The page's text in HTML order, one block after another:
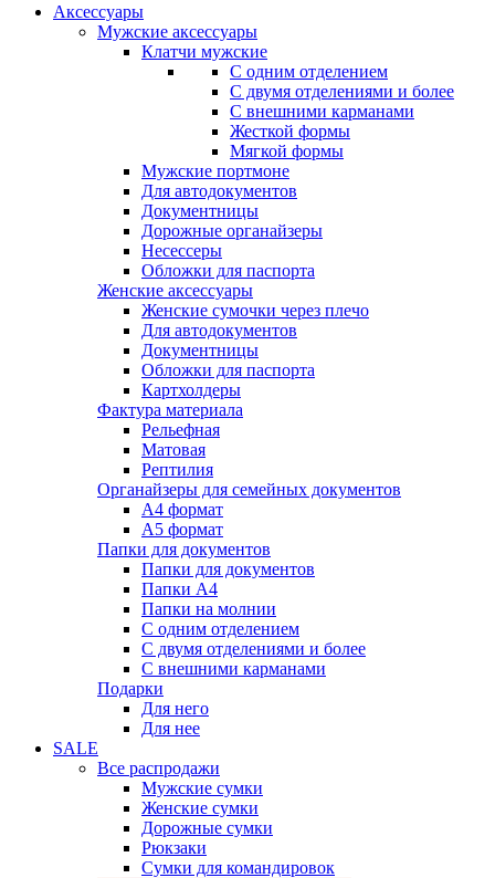
Аксессуары
Мужские аксессуары
Клатчи мужские
С одним отделением
С двумя отделениями и более
С внешними карманами
Жесткой формы
Мягкой формы
Мужские портмоне
Для автодокументов
Документницы
Дорожные органайзеры
Несессеры
Обложки для паспорта
Женские аксессуары
Женские сумочки через плечо
Для автодокументов
Документницы
Обложки для паспорта
Картхолдеры
Фактура материала
Рельефная
Матовая
Рептилия
Органайзеры для семейных документов
А4 формат
А5 формат
Папки для документов
Папки для документов
Папки А4
Папки на молнии
С одним отделением
С двумя отделениями и более
С внешними карманами
Подарки
Для него
Для нее
SALE
Все распродажи
Мужские сумки
Женские сумки
Дорожные сумки
Рюкзаки
Сумки для командировок